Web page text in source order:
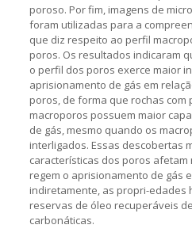
poroso. Por fim, imagens de
foram utilizadas para a
que diz respeito ao perfil
poros. Os resultados indicaram
o perfil dos poros exerce maior
aprisionamento de gás em
poros, de forma que rochas com
macroporos possuem maior
de gás, mesmo quando os
interligados. Essas descobertas
características dos poros
regem o aprisionamento de gás
indiretamente, as propri-edades
reservas de óleo recuperáveis
carbonáticas.